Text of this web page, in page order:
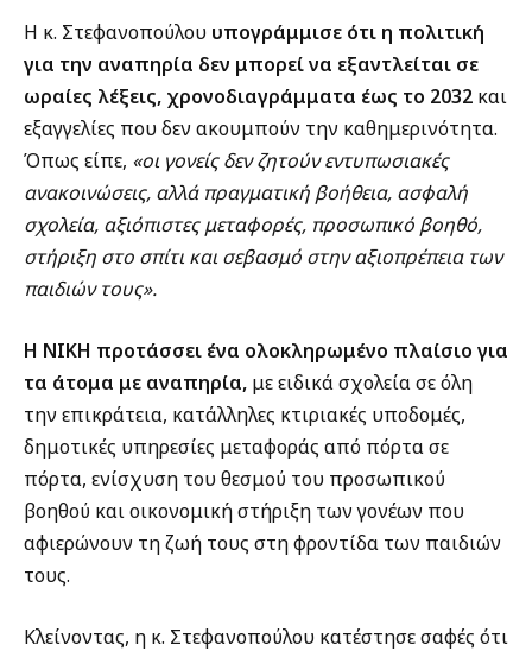
Η κ. Στεφανοπούλου υπογράμμισε ότι η πολιτική
για την αναπηρία δεν μπορεί να εξαντλείται σε
ωραίες λέξεις, χρονοδιαγράμματα έως το 2032 και
εξαγγελίες που δεν ακουμπούν την καθημερινότητα.
Όπως είπε, «οι γονείς δεν ζητούν εντυπωσιακές
ανακοινώσεις, αλλά πραγματική βοήθεια, ασφαλή
σχολεία, αξιόπιστες μεταφορές, προσωπικό βοηθό,
στήριξη στο σπίτι και σεβασμό στην αξιοπρέπεια των
παιδιών τους».
Η ΝΙΚΗ προτάσσει ένα ολοκληρωμένο πλαίσιο για
τα άτομα με αναπηρία, με ειδικά σχολεία σε όλη
την επικράτεια, κατάλληλες κτιριακές υποδομές,
δημοτικές υπηρεσίες μεταφοράς από πόρτα σε
πόρτα, ενίσχυση του θεσμού του προσωπικού
βοηθού και οικονομική στήριξη των γονέων που
αφιερώνουν τη ζωή τους στη φροντίδα των παιδιών
τους.
Κλείνοντας, η κ. Στεφανοπούλου κατέστησε σαφές ότι